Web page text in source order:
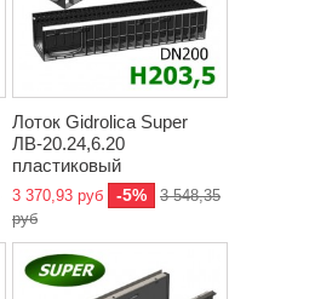
Лоток Gidrolica Super
ЛВ-20.24,6.20
пластиковый
3 370,93 руб -5%
3 548,35
руб